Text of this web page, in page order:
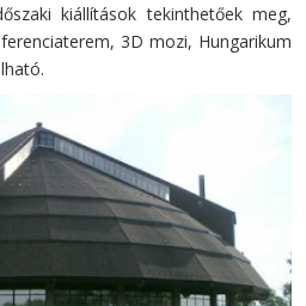
kiállítások tekinthetőek meg,
3D mozi, Hungarikum